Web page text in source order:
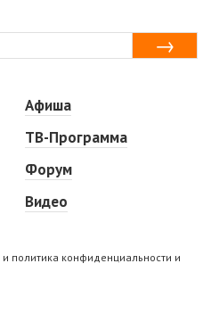
Афиша
ТВ-Программа
Форум
Видео
политика конфиденциальности и